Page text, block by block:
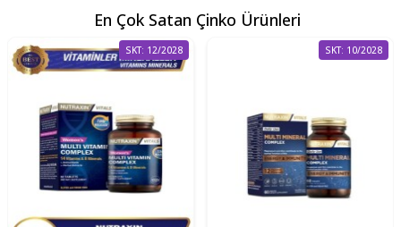
En Çok Satan Çinko Ürünleri
SKT: 12/2028 SKT: 10/2028